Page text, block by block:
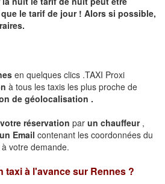
que le tarif de jour ! Alors si possible,
en quelques clics .TAXI Proxi
à tous les taxis les plus proche de
de géolocalisation .
réservation par un chauffeur ,
un Email contenant les coordonnées du
votre demande.
taxi à l'avance sur Rennes ?